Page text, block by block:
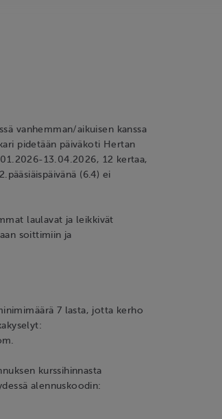
vanhemman/aikuisen kanssa
pidetään päiväkoti Hertan
13.04.2026, 12 kertaa,
(6.4) ei
laulavat ja leikkivät
soittimiin ja
7 lasta, jotta kerho
kurssihinnasta
alennuskoodin: